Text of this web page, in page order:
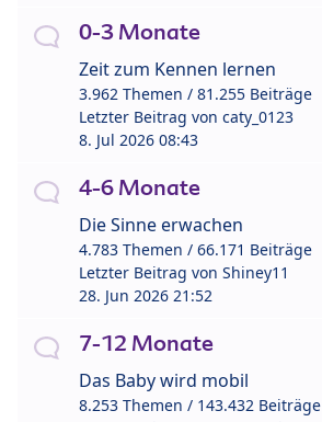
0-3 Monate
Zeit zum Kennen lernen
3.962 Themen / 81.255 Beiträge
Letzter Beitrag von caty_0123
8. Jul 2026 08:43
4-6 Monate
Die Sinne erwachen
4.783 Themen / 66.171 Beiträge
Letzter Beitrag von Shiney11
28. Jun 2026 21:52
7-12 Monate
Das Baby wird mobil
8.253 Themen / 143.432 Beiträge